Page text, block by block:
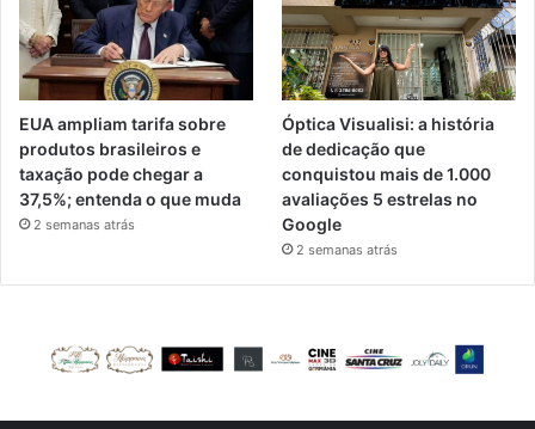
EUA ampliam tarifa sobre
produtos brasileiros e
taxação pode chegar a
37,5%; entenda o que muda
2 semanas atrás
Óptica Visualisi: a história
de dedicação que
conquistou mais de 1.000
avaliações 5 estrelas no
Google
2 semanas atrás